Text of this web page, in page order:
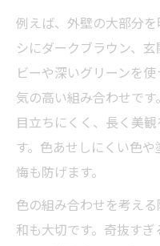
例えば、外壁の大部分
シにダークブラウン、
ビーや深いグリーンを
気の高い組み合わせで
目立ちにくく、長く美
す。色あせしにくい色
悔も防げます。
色の組み合わせを考え
和も大切です。奇抜す